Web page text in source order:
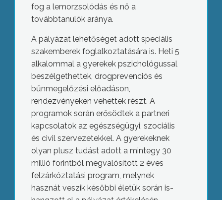
fog a lemorzsolódás és nő a
továbbtanulók aránya.
A pályázat lehetőséget adott speciális
szakemberek foglalkoztatására is. Heti 5
alkalommal a gyerekek pszichológussal
beszélgethettek, drogprevenciós és
bűnmegelőzési előadáson,
rendezvényeken vehettek részt. A
programok során erősödtek a partneri
kapcsolatok az egészségügyi, szociális
és civil szervezetekkel. A gyerekeknek
olyan plusz tudást adott a mintegy 30
millió forintból megvalósított 2 éves
felzárkóztatási program, melynek
hasznát veszik későbbi életük során is-